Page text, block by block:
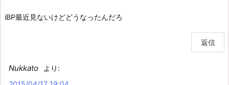
iBP最近見ないけどどうなったんだろ
返信
Nukkato
より: